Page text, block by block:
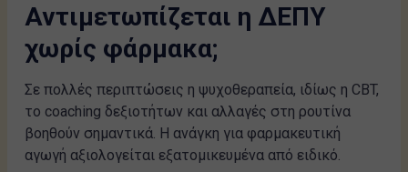
Αντιμετωπίζεται η ΔΕΠΥ
χωρίς φάρμακα;
Σε πολλές περιπτώσεις η ψυχοθεραπεία, ιδίως η CBT,
το coaching δεξιοτήτων και αλλαγές στη ρουτίνα
βοηθούν σημαντικά. Η ανάγκη για φαρμακευτική
αγωγή αξιολογείται εξατομικευμένα από ειδικό.